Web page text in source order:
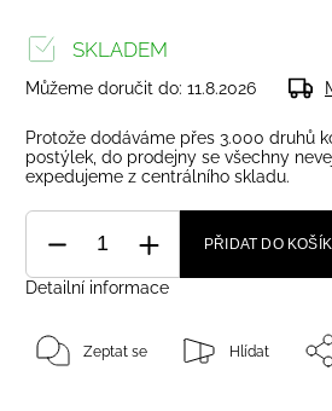
SKLADEM
Můžeme doručit do: 11.8.2026
Protože dodáváme přes 3.000 druhů
postýlek, do prodejny se všechny
expedujeme z centrálního skladu.
PŘIDAT DO
Detailní informace
Zeptat se Hlídat